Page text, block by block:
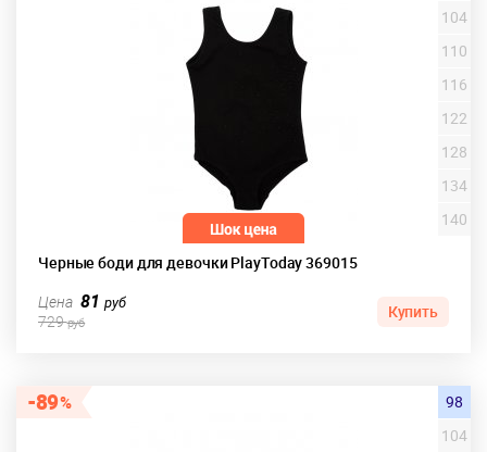
Черные боди для девочки PlayToday 369015
104
110
116
122
128
134
140
Цена 81руб
729руб
Купить
89
98
104